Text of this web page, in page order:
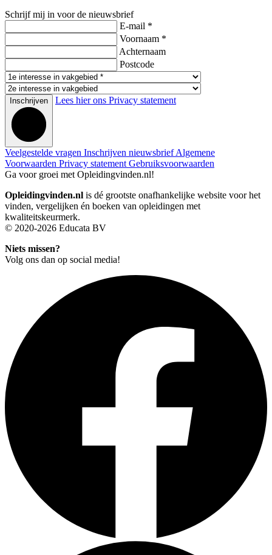
Schrijf mij in voor de nieuwsbrief
E-mail *
Voornaam *
Achternaam
Postcode
Inschrijven Lees hier ons Privacy statement
Veelgestelde vragen Inschrijven nieuwsbriefAlgemene
Voorwaarden Privacy statement Gebruiksvoorwaarden
Ga voor groei met Opleidingvinden.nl!
Opleidingvinden.nl is dé grootste onafhankelijke website voor het
vinden, vergelijken én boeken van opleidingen met
kwaliteitskeurmerk.
© 2020-2026 Educata BV
Niets missen?
Volg ons dan op social media!